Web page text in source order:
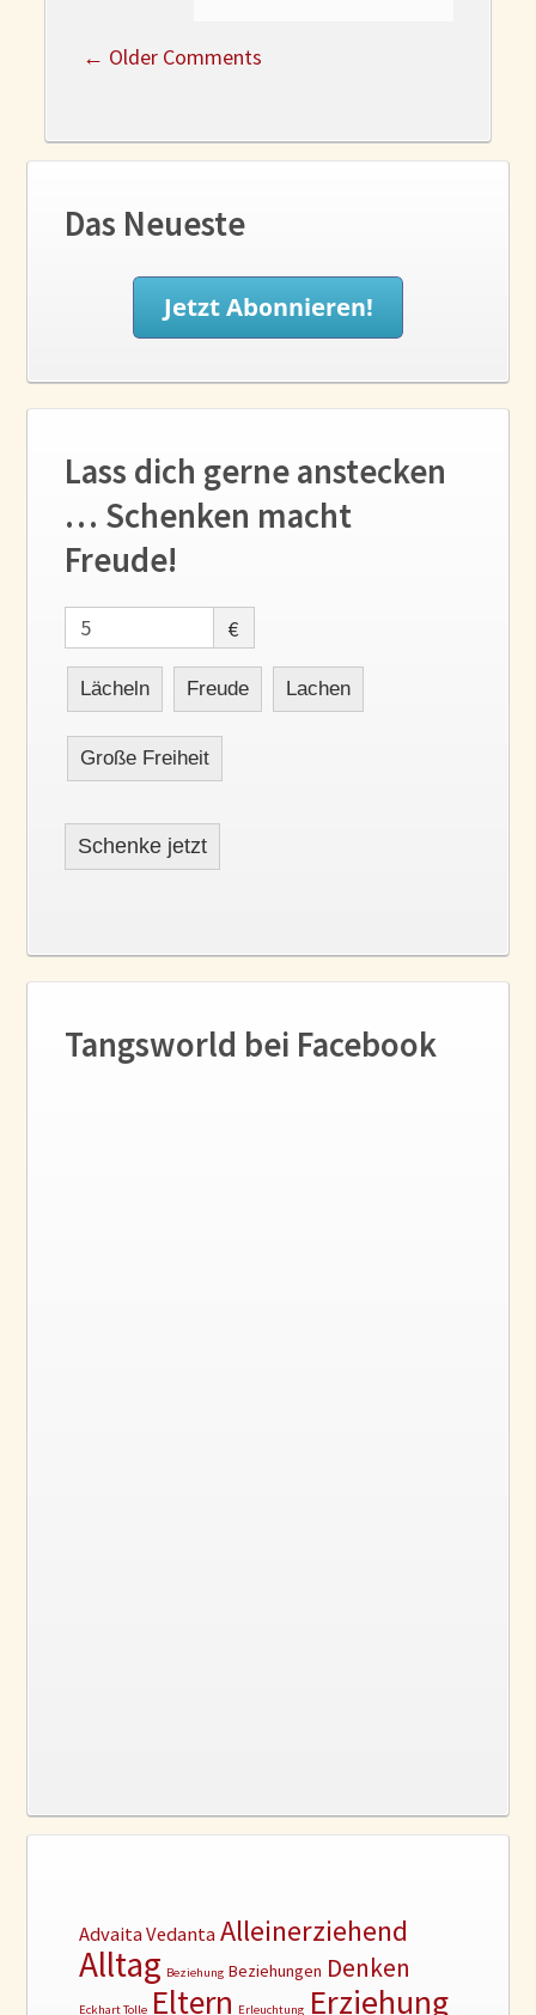
← Older Comments
Das Neueste
Lass dich gerne anstecken
… Schenken macht
Freude!
€
Lächeln Freude Lachen
Große Freiheit
Schenke jetzt
Tangsworld bei Facebook
Advaita Vedanta Alleinerziehend
Alltag Beziehung Beziehungen Denken
Eckhart Tolle Eltern Erleuchtung Erziehung